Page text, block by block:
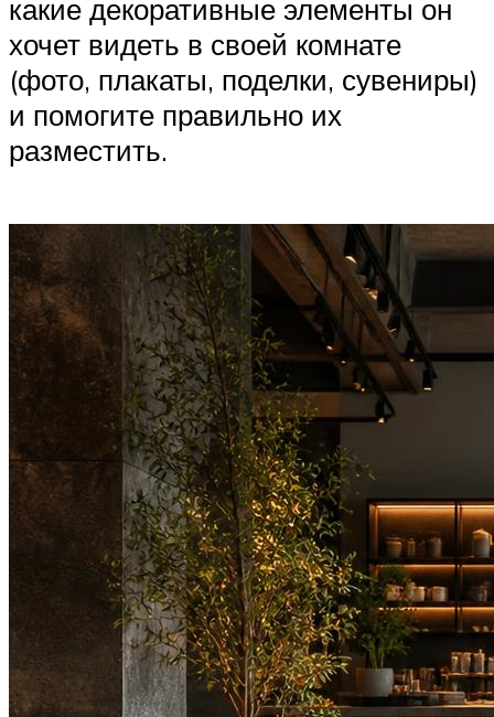
какие декоративные элементы он
хочет видеть в своей комнате
(фото, плакаты, поделки, сувениры)
и помогите правильно их
разместить.